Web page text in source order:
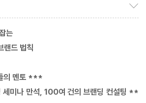
는
랜드 법칙
의 멘토 ***
미나 만석, 100여 건의 브랜딩 컨설팅 **